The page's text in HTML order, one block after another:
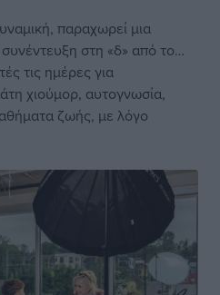
παραχωρεί μια
στη «δ» από το…
τις ημέρες για
χιούμορ, αυτογνωσία,
ζωής, με λόγο